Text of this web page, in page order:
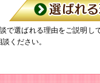
で選ばれる理由をご説明
ください。